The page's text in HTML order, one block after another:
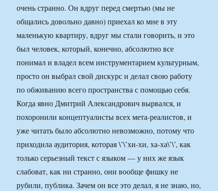
очень странно. Он вдруг перед смертью (мы не
общались довольно давно) приехал ко мне в эту
маленькую квартиру, вдруг мы стали говорить, и это
был человек, который, конечно, абсолютно все
понимал и владел всем инструментарием культурным,
просто он выбрал свой дискурс и делал свою работу
по обживанию всего пространства с помощью себя.
Когда явно Дмитрий Александрович вырвался, и
похоронили концептуалисты всех мета-реалистов, и
уже читать было абсолютно невозможно, потому что
приходила аудитория, которая \’\’хи-хи, ха-ха\’\’, как
только серьезный текст с языком — у них же язык
слабоват, как ни странно, они вообще фишку не
рубили, публика. Зачем он все это делал, я не знаю, но,